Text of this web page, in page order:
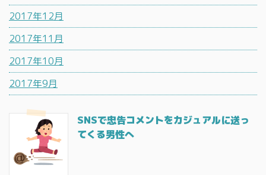
2017年12月
2017年11月
2017年10月
2017年9月
SNSで忠告コメントをカジュアルに送っ
てくる男性へ